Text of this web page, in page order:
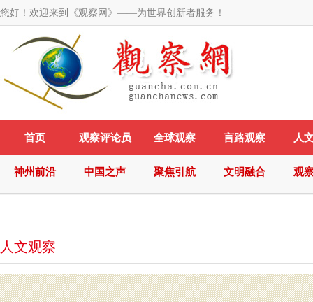
您好！欢迎来到《观察网》——为世界创新者服务！
首页 观察评论员 全球观察 言路观察 人
神州前沿 中国之声 聚焦引航 文明融合 观
人文观察